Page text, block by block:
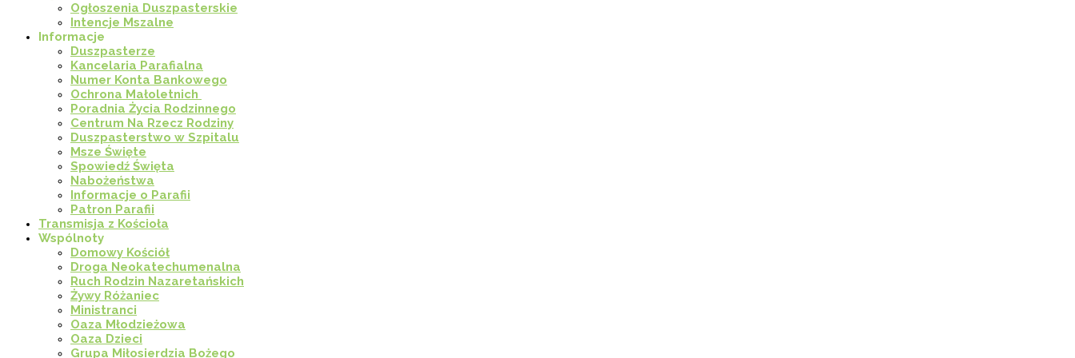
Ogłoszenia Duszpasterskie
Intencje Mszalne
Informacje
Duszpasterze
Kancelaria Parafialna
Numer Konta Bankowego
Ochrona Małoletnich
Poradnia Życia Rodzinnego
Centrum Na Rzecz Rodziny
Duszpasterstwo w Szpitalu
Msze Święte
Spowiedź Święta
Nabożeństwa
Informacje o Parafii
Patron Parafii
Transmisja z Kościoła
Wspólnoty
Domowy Kościół
Droga Neokatechumenalna
Ruch Rodzin Nazaretańskich
Żywy Różaniec
Ministranci
Oaza Młodzieżowa
Oaza Dzieci
Grupa Miłosierdzia Bożego